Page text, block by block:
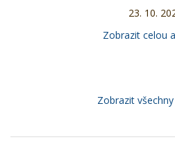
23. 10.
Zobrazit celou
Zobrazit